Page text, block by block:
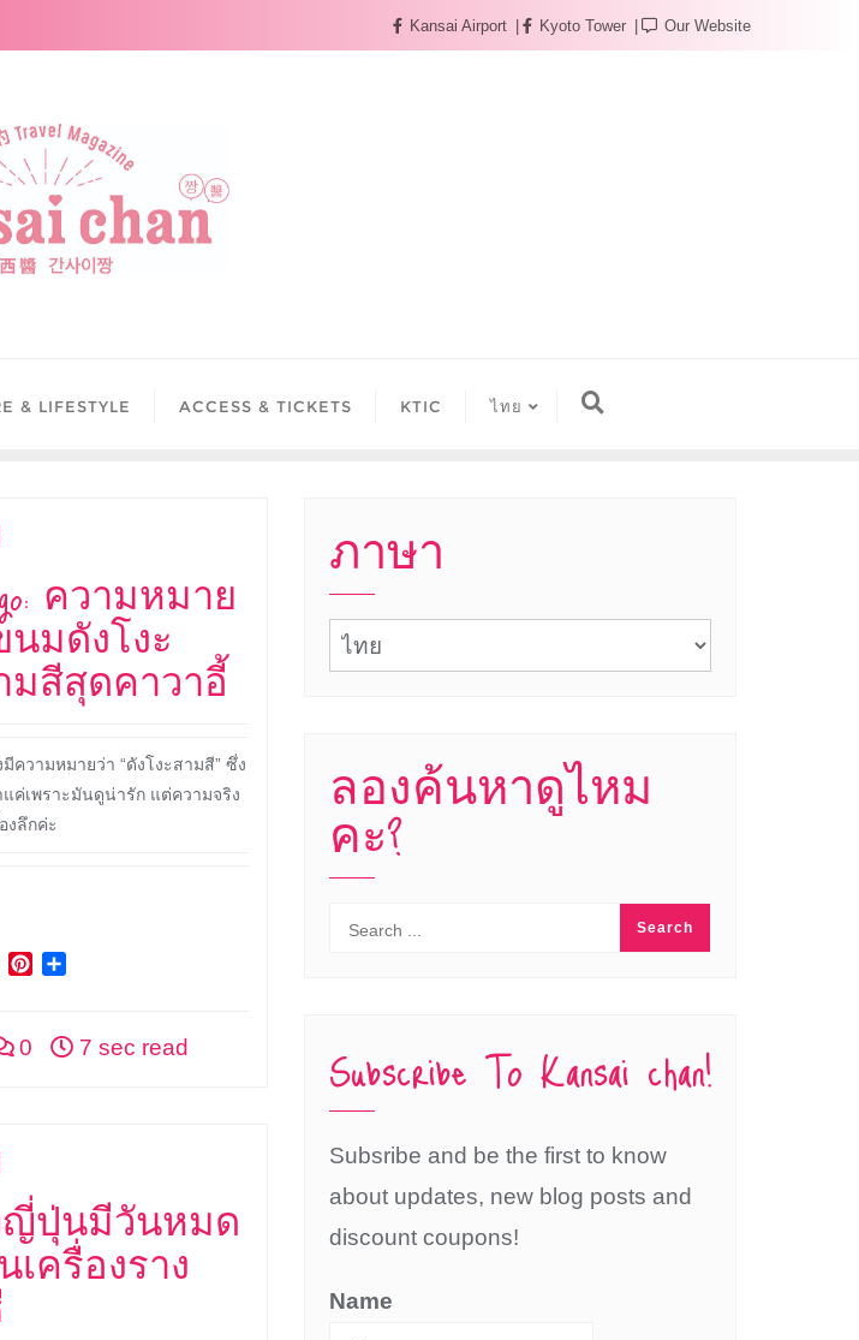
Kansai Airport Kyoto Tower Our Website
& LIFESTYLE ACCESS & TICKETS KTIC ไทย
ความหมาย
นมดังโงะ
มสีสุดคาวาอี้
มีความหมายว่า “ดังโงะสามสี” ซึ่ง
ค่เพราะมันดูน่ารัก แต่ความจริง
งลึกค่ะ
WhatsApp
Pinterest
0 7 sec read
ญี่ปุ่นมีวันหมด
ครื่องราง
ภาษา
ภาษา
ลองค้นหาดูไหม
คะ?
Subscribe To Kansai chan!
Subsribe and be the first to know
about updates, new blog posts and
discount coupons!
Name